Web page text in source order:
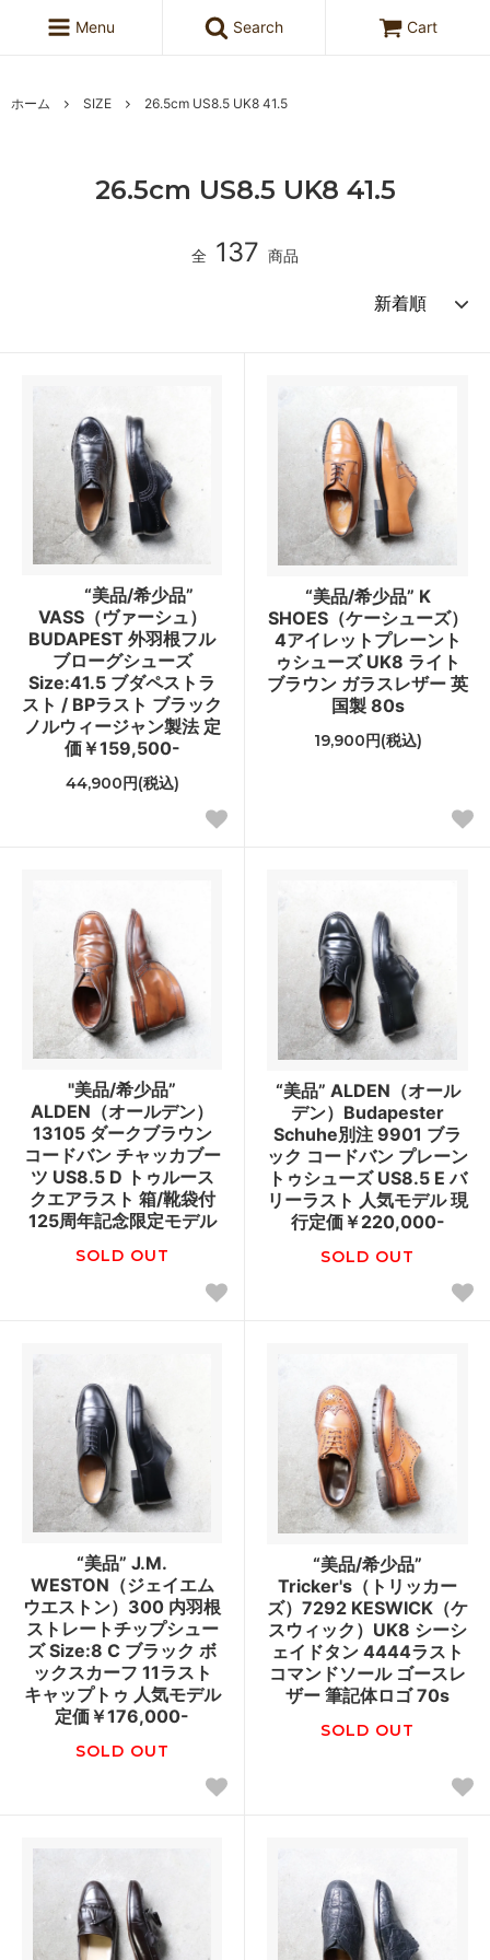
Menu Search Cart
ホーム SIZE 26.5cm US8.5 UK8 41.5
26.5cm US8.5 UK8 41.5
全 137 商品
“美品/希少品”
VASS（ヴァーシュ）
BUDAPEST 外羽根フル
ブローグシューズ
Size:41.5 ブダペストラ
スト / BPラスト ブラック
ノルウィージャン製法 定
価￥159,500-
44,900円(税込)
“美品/希少品” K
SHOES（ケーシューズ）
4アイレットプレーント
ゥシューズ UK8 ライト
ブラウン ガラスレザー 英
国製 80s
19,900円(税込)
"美品/希少品”
ALDEN（オールデン）
13105 ダークブラウン
コードバン チャッカブー
ツ US8.5 D トゥルース
クエアラスト 箱/靴袋付
125周年記念限定モデル
SOLD OUT
“美品” ALDEN（オール
デン）Budapester
Schuhe別注 9901 ブラ
ック コードバン プレーン
トゥシューズ US8.5 E バ
リーラスト 人気モデル 現
行定価￥220,000-
SOLD OUT
“美品” J.M.
WESTON（ジェイエム
ウエストン）300 内羽根
ストレートチップシュー
ズ Size:8 C ブラック ボ
ックスカーフ 11ラスト
キャップトゥ 人気モデル
定価￥176,000-
SOLD OUT
“美品/希少品”
Tricker's（トリッカー
ズ）7292 KESWICK（ケ
スウィック）UK8 シーシ
ェイドタン 4444ラスト
コマンドソール ゴースレ
ザー 筆記体ロゴ 70s
SOLD OUT